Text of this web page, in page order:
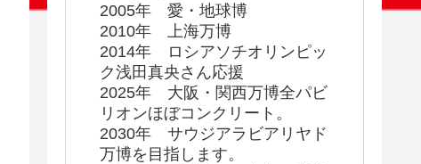
2005年 愛・地球博
2010年 上海万博
2014年 ロシアソチオリンピッ
ク浅田真央さん応援
2025年 大阪・関西万博全パビ
リオンほぼコンクリート。
2030年 サウジアラビアリヤド
万博を目指します。